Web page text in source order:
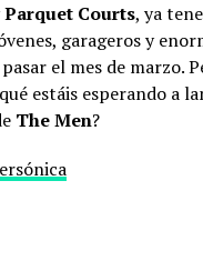
Parquet Courts, ya
garageros y
el mes de marzo.
estáis esperando a
The Men?